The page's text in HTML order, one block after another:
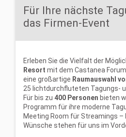
Für Ihre nächste
das Firmen-Event
Erleben Sie die Vielfalt der
Resort mit dem Castanea
eine großartige Raumauswahl
25 lichtdurchfluteten Tagungs-
Für bis zu 400 Personen bieten
Programm für ihre moderne
Meeting Room für Streamings –
Wünsche stehen für uns im